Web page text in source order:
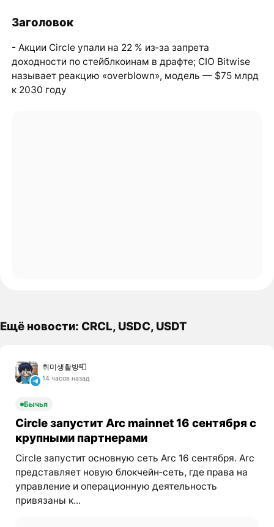
Заголовок
- Акции Circle упали на 22 % из‑за запрета
доходности по стейблкоинам в драфте; CIO Bitwise
называет реакцию «overblown», модель — $75 млрд
к 2030 году
Ещё новости: CRCL, USDC, USDT
취미생활방📮
14 часов назад
Бычья
Circle запустит Arc mainnet 16 сентября с
крупными партнерами
Circle запустит основную сеть Arc 16 сентября. Arc
представляет новую блокчейн‑сеть, где права на
управление и операционную деятельность
привязаны к...